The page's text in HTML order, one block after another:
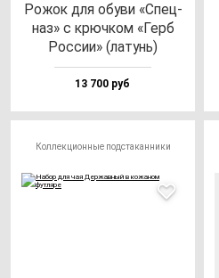
Рожок для обу­ви «Спец­
наз» с крюч­ком «Герб
Рос­сии» (ла­тунь)
13 700 руб
Коллекционные подстаканники